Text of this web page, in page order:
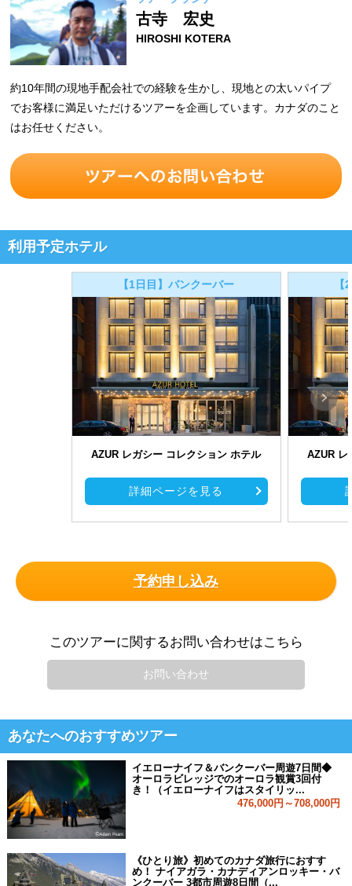
古寺 宏史
HIROSHI KOTERA
約10年間の現地手配会社での経験を生かし、現地との太いパイプ
でお客様に満足いただけるツアーを企画しています。カナダのこと
はお任せください。
利用予定ホテル
【1日目】バンクーバー
AZUR レガシー コレクション ホテル
詳細ページを見る
AZUR レ
予約申し込み
このツアーに関するお問い合わせはこちら
お問い合わせ
あなたへのおすすめツアー
イエローナイフ＆バンクーバー周遊7日間◆
オーロラビレッジでのオーロラ観賞3回付
き！（イエローナイフはスタイリッ...
476,000円～708,000円
《ひとり旅》初めてのカナダ旅行におすす
め！ ナイアガラ・カナディアンロッキー・バ
ンクーバー 3都市周遊8日間（...